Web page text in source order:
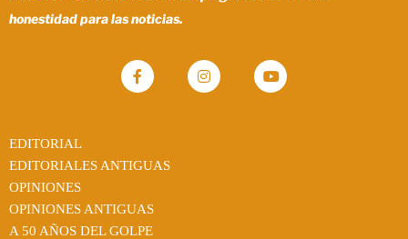
honestidad para las noticias.
EDITORIAL
EDITORIALES ANTIGUAS
OPINIONES
OPINIONES ANTIGUAS
A 50 AÑOS DEL GOLPE